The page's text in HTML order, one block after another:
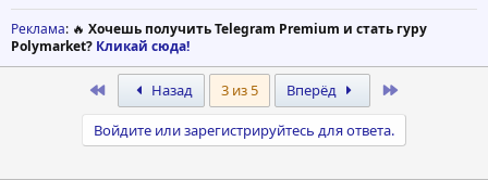
Реклама: 🔥 Хочешь получить Telegram Premium и стать гуру
Polymarket? Кликай сюда!
Назад 3 из 5 Вперёд
Войдите или зарегистрируйтесь для ответа.